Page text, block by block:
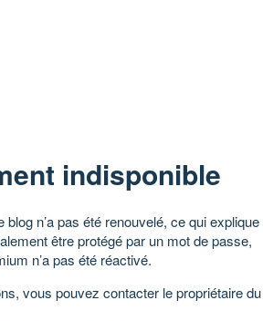
indisponible
n’a pas été renouvelé, ce qui explique
être protégé par un mot de passe,
n’a pas été réactivé.
vous pouvez contacter le propriétaire du